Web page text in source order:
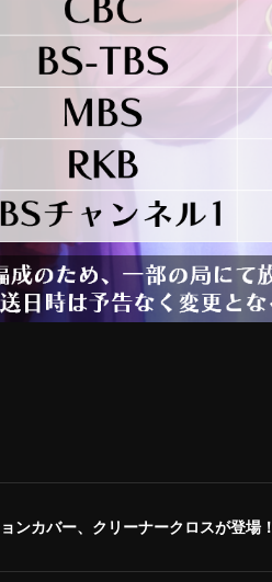
ンカバー、クリーナークロスが登場！